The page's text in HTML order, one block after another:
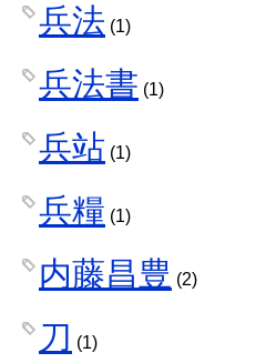
兵法 (1)
兵法書 (1)
兵站 (1)
兵糧 (1)
内藤昌豊 (2)
刀 (1)